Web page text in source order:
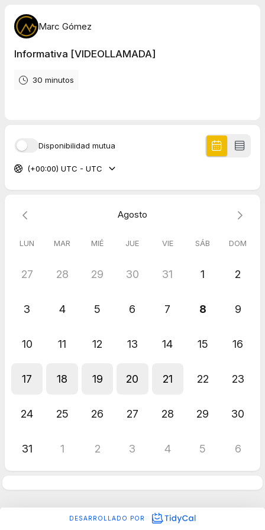
Marc Gómez
Informativa [VIDEOLLAMADA]
30 minutos
Disponibilidad mutua
(+00:00) UTC - UTC
Agosto
LUN MAR MIÉ JUE VIE SÁB DOM
27 28 29 30 31 1 2
3 4 5 6 7 8 9
10 11 12 13 14 15 16
17 18 19 20 21 22 23
24 25 26 27 28 29 30
31 1 2 3 4 5 6
DESARROLLADO POR